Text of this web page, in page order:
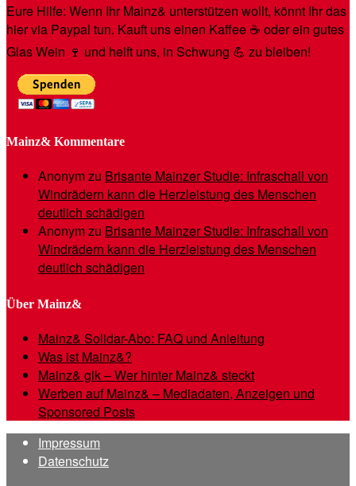
Eure Hilfe: Wenn Ihr Mainz& unterstützen wollt, könnt Ihr das
hier via Paypal tun. Kauft uns einen Kaffee ☕️ oder ein gutes
Glas Wein 🍷 und helft uns, in Schwung 💪 zu bleiben!
Mainz& Kommentare
Anonymzu Brisante Mainzer Studie: Infraschall von
Windrädern kann die Herzleistung des Menschen
deutlich schädigen
Anonymzu Brisante Mainzer Studie: Infraschall von
Windrädern kann die Herzleistung des Menschen
deutlich schädigen
Über Mainz&
Mainz& Solidar-Abo: FAQ und Anleitung
Was ist Mainz&?
Mainz& gik – Wer hinter Mainz& steckt
Werben auf Mainz& – Mediadaten, Anzeigen und
Sponsored Posts
Impressum
Datenschutz